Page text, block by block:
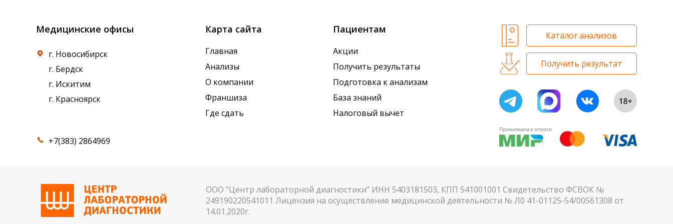
Медицинские офисы
г. Новосибирск
г. Бердск
г. Искитим
г. Красноярск
+7(383) 2864969
Карта сайта
Главная
Анализы
О компании
Франшиза
Где сдать
Пациентам
Акции
Получить результаты
Подготовка к анализам
База знаний
Налоговый вычет
Каталог анализов
Получить результат
ООО "Центр лабораторной диагностики" ИНН 5403181503, КПП 541001001 Свидетельство ФСВОК №
249190220541011 Лицензия на осуществление медицинской деятельности № Л0 41-01125-54/00561308 от
14.01.2020г.